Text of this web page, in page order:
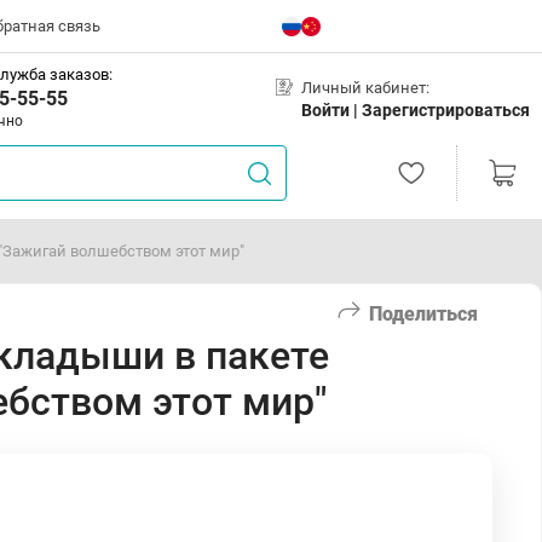
связь
заказов:
55-55 Личный кабинет:
Войти | Зарегистрироваться
волшебством этот мир"
Поделиться
в пакете
этот мир"